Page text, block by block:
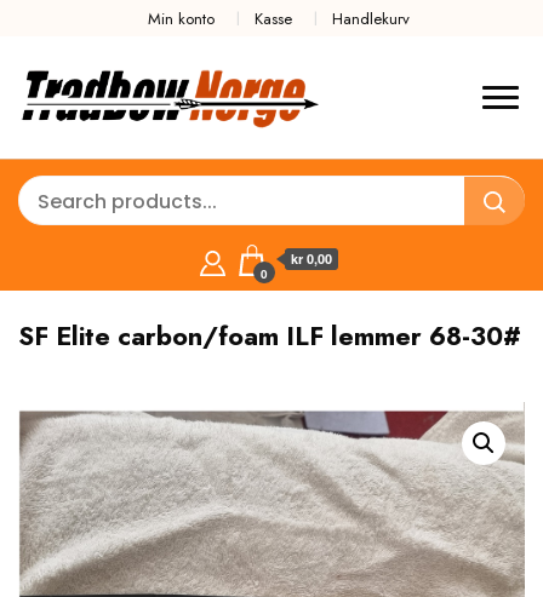
Min konto Kasse Handlekurv
0
kr 0,00
SF Elite carbon/foam ILF lemmer 68-30#